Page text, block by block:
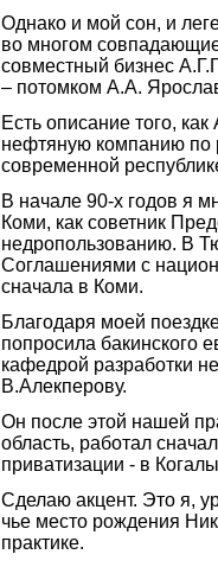
Однако и мой сон, и
во многом
совместный бизнес
– потомком А.А.
Есть описание того,
нефтяную компанию по
современной
В начале 90-х годов я
Коми, как советник
недропользованию. В
Соглашениями с
сначала в Коми.
Благодаря моей
попросила бакинского
кафедрой разработки
В.Алекперову.
Он после этой нашей
область, работал
приватизации - в
Сделаю акцент. Это я,
чье место рождения
практике.